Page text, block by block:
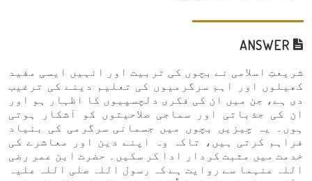
شریعتِ اسلامی نے بچوں کی تربیت اور انہیں ایسی مفید
کھیلوں اور اہم سرگرمیوں کی تعلیم دینے کی ترغیب
دی ہے، جن میں ان کی فکری دلچسپیوں کا اظہار ہو اور
ان کی جذباتی اور سماجی صلاحیتوں کو آشکار ہوتی
ہوں۔ یہ چیزیں بچوں میں جسمانی سرگرمی کی بنیاد
فراہم کرتی ہیں، تاکہ وہ اپنے دین اور معاشرے کی
خدمت میں مثبت کردار ادا کر سکیں۔ حضرت ابن عمر رضی
اللہ عنہما سے روایت ہے کہ رسول اللہ صلی اللہ علیہ